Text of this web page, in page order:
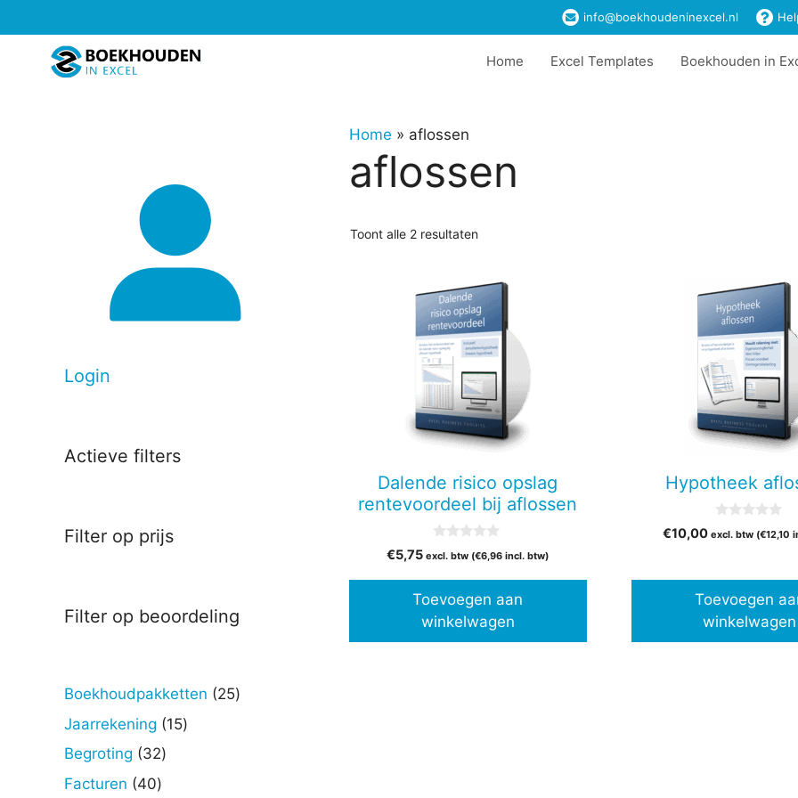
naar
info@boekhoudeninexcel.nl
Home Excel Templates Boekhouden in
Home » aflossen
aflossen
Toont alle 2 resultaten
Dalende risico opslag
rentevoordeel bij aflossen
v
5
€5,75 excl. btw (€6,96 incl. btw)
Toevoegen aan
winkelwagen
Hypotheek
v
5
€10,00 excl. btw (€12,10
Toevoegen
winkelwagen
Login
Actieve filters
Filter op prijs
Filter op beoordeling
Boekhoudpakketten 2525
Jaarrekening 1515
Begroting 3232
Facturen 4040